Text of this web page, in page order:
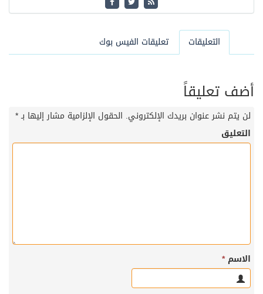
التعليقات تعليقات الفيس بوك
أضف تعليقاً
لن يتم نشر عنوان بريدك الإلكتروني. الحقول الإلزامية مشار إليها بـ*
التعليق
الاسم*